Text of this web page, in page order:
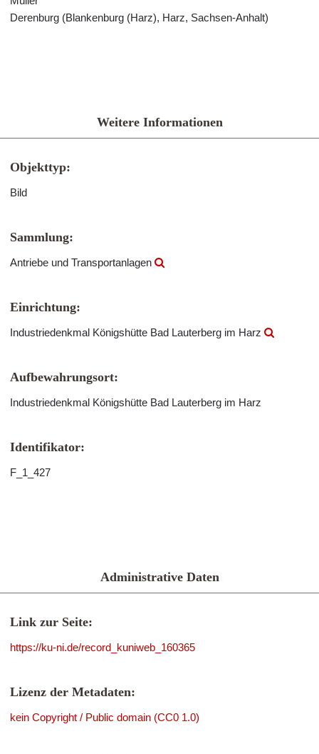
Derenburg (Blankenburg (Harz), Harz, Sachsen-Anhalt)
Weitere Informationen
Objekttyp:
Bild
Sammlung:
Antriebe und Transportanlagen
Einrichtung:
Industriedenkmal Königshütte Bad Lauterberg im Harz
Aufbewahrungsort:
Industriedenkmal Königshütte Bad Lauterberg im Harz
Identifikator:
F_1_427
Administrative Daten
Link zur Seite:
https://ku-ni.de/record_kuniweb_160365
Lizenz der Metadaten:
kein Copyright / Public domain (CC0 1.0)